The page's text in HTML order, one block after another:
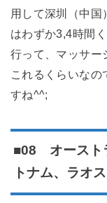
用して深圳（中
はわずか3,4時間
行って、マッサー
これるくらいな
すね^^;
■08 オースト
トナム、ラオス